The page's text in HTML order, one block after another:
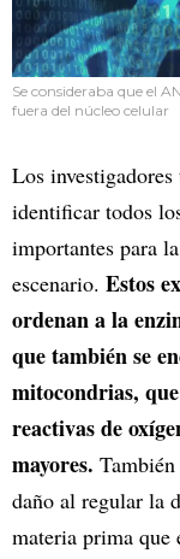
Se consideraba que el
fuera del núcleo celular
Los
identificar todos
importantes para
escenario. Estos
ordenan a la
que también se
mitocondrias,
reactivas de
mayores.
daño al regular la
materia prima que